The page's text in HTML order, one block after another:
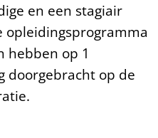
en een stagiair
hebben op 1
doorgebracht op de